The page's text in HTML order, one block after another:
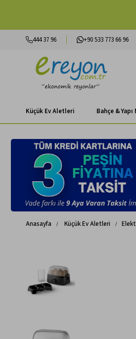
444 37 96 +90 533 773 66 96
Küçük Ev Aletleri Bahçe &
Anasayfa Küçük Ev Aletleri